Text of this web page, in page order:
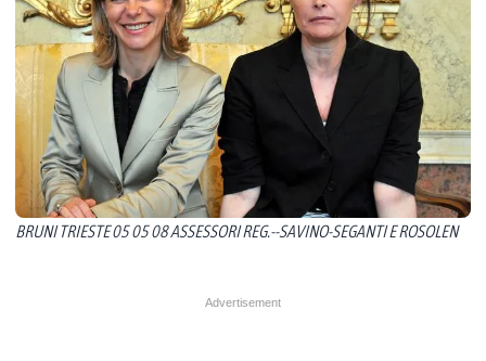
BRUNI TRIESTE 05 05 08 ASSESSORI REG.--SAVINO-SEGANTI E ROSOLEN